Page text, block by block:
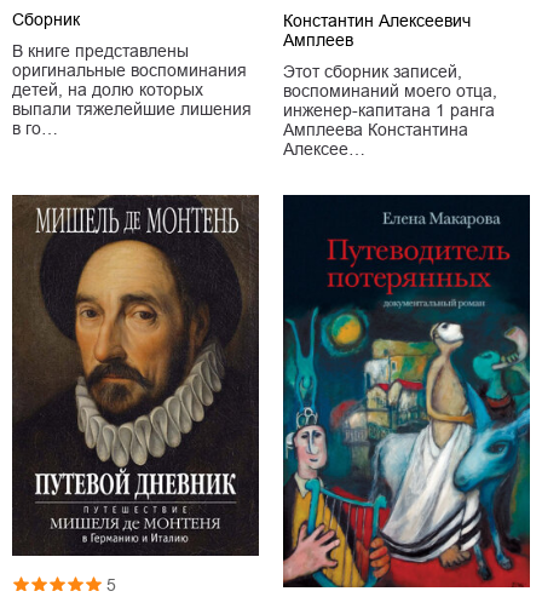
Сборник
В книге представлены
оригинальные воспоминания
детей, на долю которых
выпали тяжелейшие лишения
в го…
Константин Алексеевич
Амплеев
Этот сборник записей,
воспоминаний моего отца,
инженер-капитана 1 ранга
Амплеева Константина
Алексее…
5